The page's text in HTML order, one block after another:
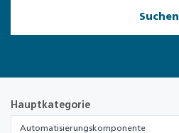
Suchen
Hauptkategorie
Automatisierungskomponente